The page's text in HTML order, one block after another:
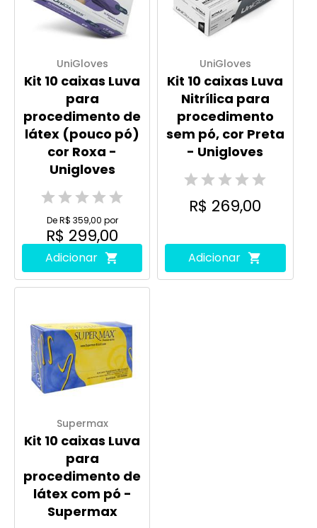
UniGloves
Kit 10 caixas Luva
para
procedimento de
látex (pouco pó)
cor Roxa -
Unigloves
De R$ 359,00 por
R$ 299,00
Adicionar
UniGloves
Kit 10 caixas Luva
Nitrílica para
procedimento
sem pó, cor Preta
- Unigloves
R$ 269,00
Adicionar
Supermax
Kit 10 caixas Luva
para
procedimento de
látex com pó -
Supermax